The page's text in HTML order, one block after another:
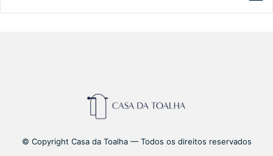
© Copyright Casa da Toalha — Todos os direitos reservados